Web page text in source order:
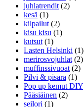
juhlatrendit (2)
kesä (1)
kilpailut (2)
kisu kisu (1)
kutsut (1)
Lasten Helsinki (1)
merirosvojuhlat (2)
muffinssivuoat (2)
Pilvi & pisara (1)
Pop up kemut DIY
Pääsiäinen (2)
seilori (1)